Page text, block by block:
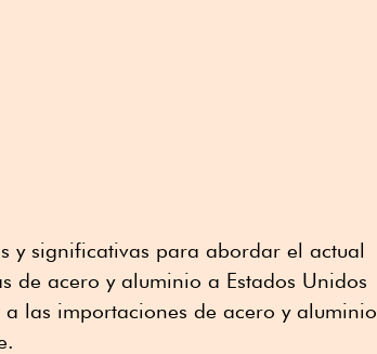
y significativas para abordar el actual
de acero y aluminio a Estados Unidos
las importaciones de acero y aluminio